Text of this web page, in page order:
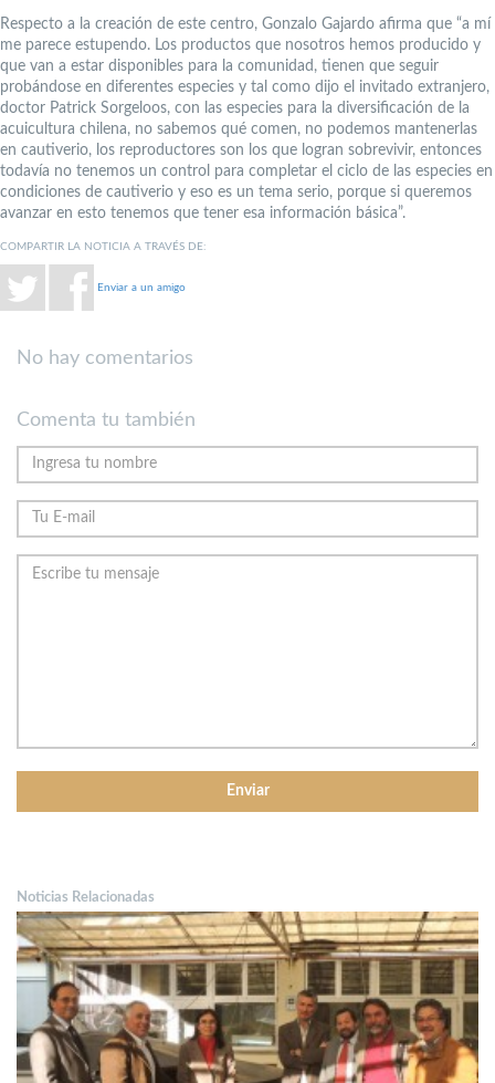
Respecto a la creación de este centro, Gonzalo Gajardo afirma que “a mí
me parece estupendo. Los productos que nosotros hemos producido y
que van a estar disponibles para la comunidad, tienen que seguir
probándose en diferentes especies y tal como dijo el invitado extranjero,
doctor Patrick Sorgeloos, con las especies para la diversificación de la
acuicultura chilena, no sabemos qué comen, no podemos mantenerlas
en cautiverio, los reproductores son los que logran sobrevivir, entonces
todavía no tenemos un control para completar el ciclo de las especies en
condiciones de cautiverio y eso es un tema serio, porque si queremos
avanzar en esto tenemos que tener esa información básica”.
COMPARTIR LA NOTICIA A TRAVÉS DE:
Enviar a un amigo
No hay comentarios
Comenta tu también
Noticias Relacionadas